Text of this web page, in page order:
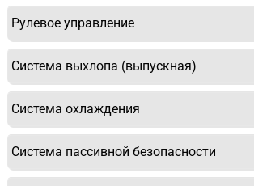
Рулевое управление
Система выхлопа (выпускная)
Система охлаждения
Система пассивной безопасности